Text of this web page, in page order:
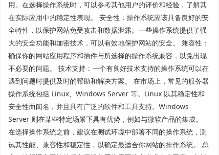
用。在选择操作系统时，可以参考其他用户的评价和经验，了解其
在实际应用中的稳定性表现。 安全性：操作系统应该具备良好的安
全特性，以保护网站免受攻击和数据泄露。一些操作系统提供了强
大的安全功能和加密技术，可以有效地保护网站的安全。 兼容性：
确保你的网站应用程序和插件与所选择的操作系统兼容，以免出现
不必要的问题。 技术支持：一个有良好技术支持的操作系统可以在
遇到问题时提供及时的帮助和解决方案。 在市场上，常见的服务器
操作系统包括 Linux、Windows Server 等。Linux 以其稳定性和
安全性而闻名，并且具有广泛的软件和工具支持。Windows
Server 则在某些特定场景下具有优势，例如与微软产品的集成。
在选择操作系统之前，建议在测试环境中部署不同的操作系统，测
试其性能、兼容性和稳定性，以确定最适合你网站的操作系统。 总